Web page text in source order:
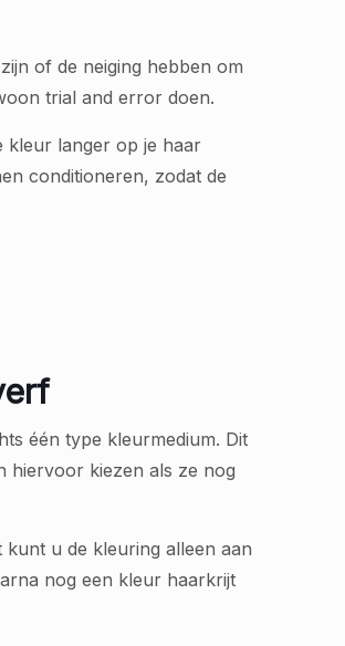
of de neiging hebben om
trial and error doen.
kleur langer op je haar
conditioneren, zodat de
één type kleurmedium. Dit
hiervoor kiezen als ze nog
u de kleuring alleen aan
nog een kleur haarkrijt